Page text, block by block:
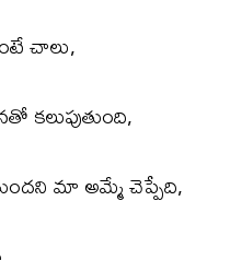
చాలు,
కలుపుతుంది,
మా అమ్మే చెప్పేది,